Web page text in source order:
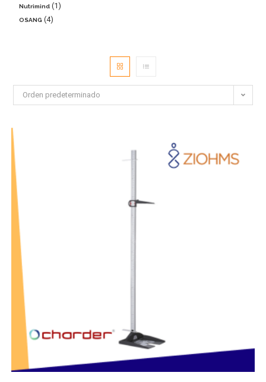
Nutrimind 1
OSANG 4
Orden predeterminado